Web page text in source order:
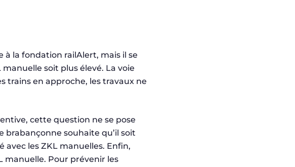
à la fondation railAlert, mais il se
soit plus élevé. La voie
trains en approche, les travaux ne
cette question ne se pose
souhaite qu’il soit
les ZKL manuelles. Enfin,
manuelle. Pour prévenir les